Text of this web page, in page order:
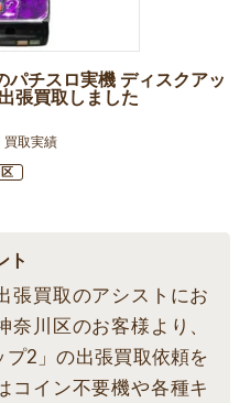
パチスロ実機 ディスクアッ
張買取しました
買取実績
ト
張買取のアシストにお
奈川区のお客様より、
2」の出張買取依頼を
コイン不要機や各種キ